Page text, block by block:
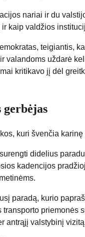
nariai ir du
kaip valdžios
teigiantis,
valandoms uždarė
kritikavo jį dėl
kuri švenčia
didelius
kadencijos
paradą, kurio
priemonės
antrąjį valstybinį